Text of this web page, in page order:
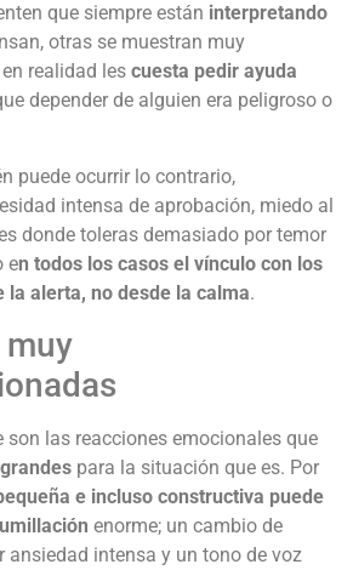
que siempre están interpretando
otras se muestran muy
realidad les cuesta pedir ayuda
depender de alguien era peligroso o
puede ocurrir lo contrario,
intensa de aprobación, miedo al
donde toleras demasiado por temor
en todos los casos el vínculo con los
la alerta, no desde la calma.
muy
las reacciones emocionales que
para la situación que es. Por
e incluso constructiva puede
enorme; un cambio de
ansiedad intensa y un tono de voz